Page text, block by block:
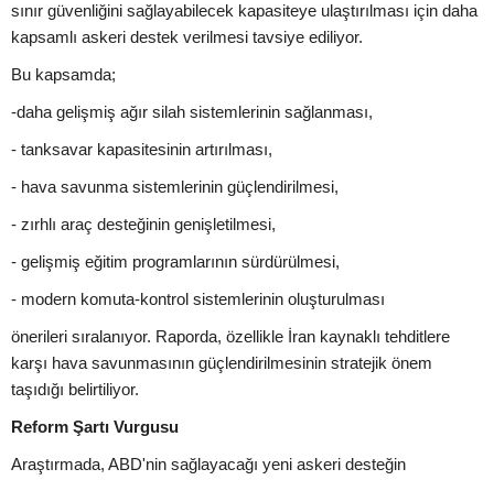
sınır güvenliğini sağlayabilecek kapasiteye ulaştırılması için daha
kapsamlı askeri destek verilmesi tavsiye ediliyor.
Bu kapsamda;
-daha gelişmiş ağır silah sistemlerinin sağlanması,
- tanksavar kapasitesinin artırılması,
- hava savunma sistemlerinin güçlendirilmesi,
- zırhlı araç desteğinin genişletilmesi,
- gelişmiş eğitim programlarının sürdürülmesi,
- modern komuta-kontrol sistemlerinin oluşturulması
önerileri sıralanıyor. Raporda, özellikle İran kaynaklı tehditlere
karşı hava savunmasının güçlendirilmesinin stratejik önem
taşıdığı belirtiliyor.
Reform Şartı Vurgusu
Araştırmada, ABD'nin sağlayacağı yeni askeri desteğin